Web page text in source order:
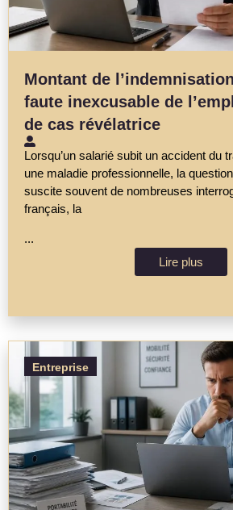
Montant de
faute inexcusable de
de cas révélatrice
Lorsqu’un salarié subit un accident du
une maladie professionnelle, la
suscite souvent de nombreuses
français, la
...
Lire plus
Entreprise